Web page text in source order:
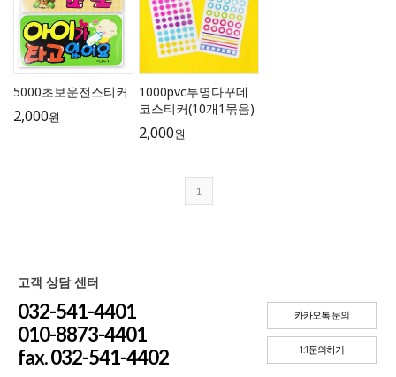
5000초보운전스티커
2,000원
1000pvc투명다꾸데
코스티커(10개1묶음)
2,000원
1
고객 상담 센터
032-541-4401
010-8873-4401
fax. 032-541-4402
카카오톡 문의
1:1문의하기